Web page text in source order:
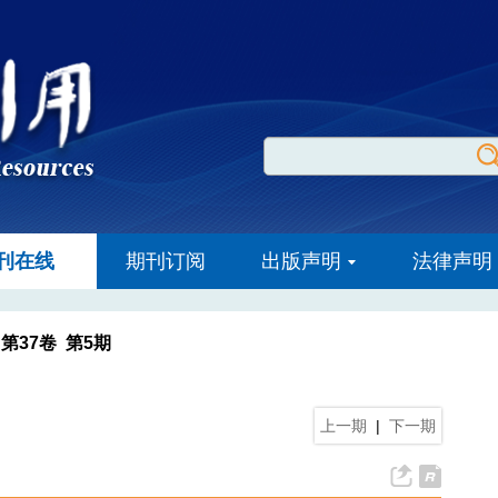
在线 期刊订阅 出版声明 法律声明
37卷 第5期
上一期 | 下一期